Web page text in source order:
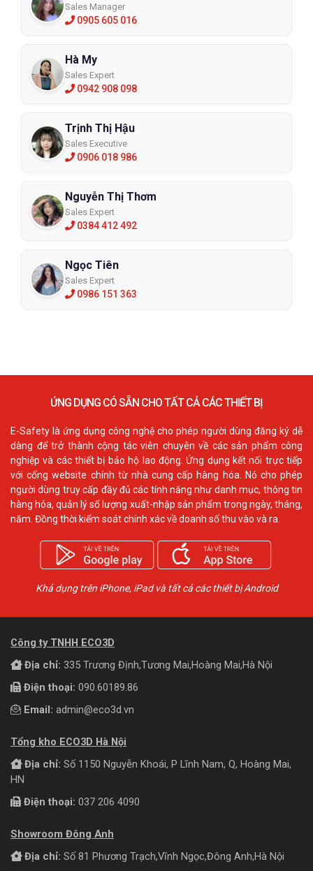
Sales Manager
0905 605 016
Hà My
Sales Expert
0942 908 098
Trịnh Thị Hậu
Sales Executive
0906 018 986
Nguyễn Thị Thơm
Sales Expert
0384 412 492
Ngọc Tiên
Sales Expert
0986 151 363
ỨNG DỤNG CÓ SẴN CHO TẤT CẢ CÁC THIẾT BỊ
E-Safety là ứng dụng công nghệ cho phép người dùng đăng ký dễ
dàng để trở thành cộng tác viên chuyên về các sản phẩm công
nghiệp và các thiết bị bảo hộ lao động. Ứng dụng kết nối trực tiếp
với cổng website chính từ nhà cung cấp hàng hóa. Nó cho phép
người dùng truy cấp đầy đủ các tính năng như danh mục, thông tin
hàng hóa, quản lý số lượng xuất-nhập sản phẩm trong ngày, tháng,
năm. Đồng thời kiểm soát chính xác về doanh số thu vào và ra.
Khả dụng trên iPhone, iPad và tất cả các thiết bị Android
Công ty TNHH ECO3D
Địa chỉ: 335 Trương Định,Tương Mai,Hoàng Mai,Hà Nội
Điện thoại: 090.60189.86
Email: admin@eco3d.vn
Tổng kho ECO3D Hà Nội
Địa chỉ: Số 1150 Nguyễn Khoái, P Lĩnh Nam, Q, Hoàng Mai,
HN
Điện thoại: 037 206 4090
Showroom Đông Anh
Địa chỉ: Số 81 Phương Trạch,Vĩnh Ngọc,Đông Anh,Hà Nội